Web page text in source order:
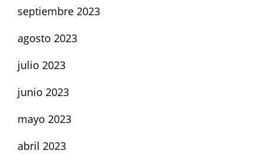
septiembre 2023
agosto 2023
julio 2023
junio 2023
mayo 2023
abril 2023